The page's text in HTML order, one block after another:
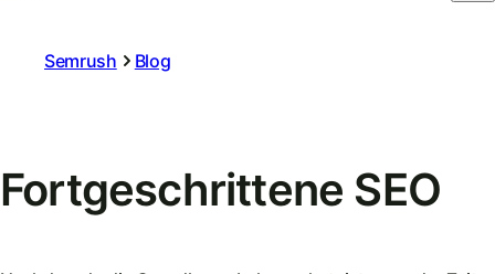
Semrush Blog
Fortgeschrittene SEO